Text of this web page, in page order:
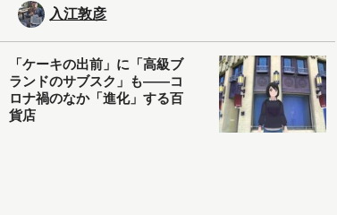
入江敦彦
「ケーキの出前」に「高級ブ
ランドのサブスク」も――コ
ロナ禍のなか「進化」する百
貨店